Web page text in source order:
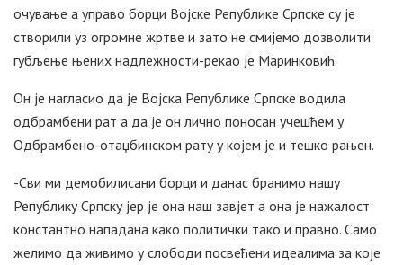
очување а управо борци Војске Републике Српске су је
створили уз огромне жртве и зато не смијемо дозволити
губљење њених надлежности-рекао је Маринковић.
Он је нагласио да је Војска Републике Српске водила
одбрамбени рат а да је он лично поносан учешћем у
Одбрамбено-отаџбинском рату у којем је и тешко рањен.
-Сви ми демобилисани борци и данас бранимо нашу
Републику Српску јер је она наш завјет а она је нажалост
константно нападана како политички тако и правно. Само
желимо да живимо у слободи посвећени идеалима за које